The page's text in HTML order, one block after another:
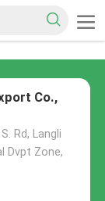
Co.,
Rd, Langli
Dvpt Zone,